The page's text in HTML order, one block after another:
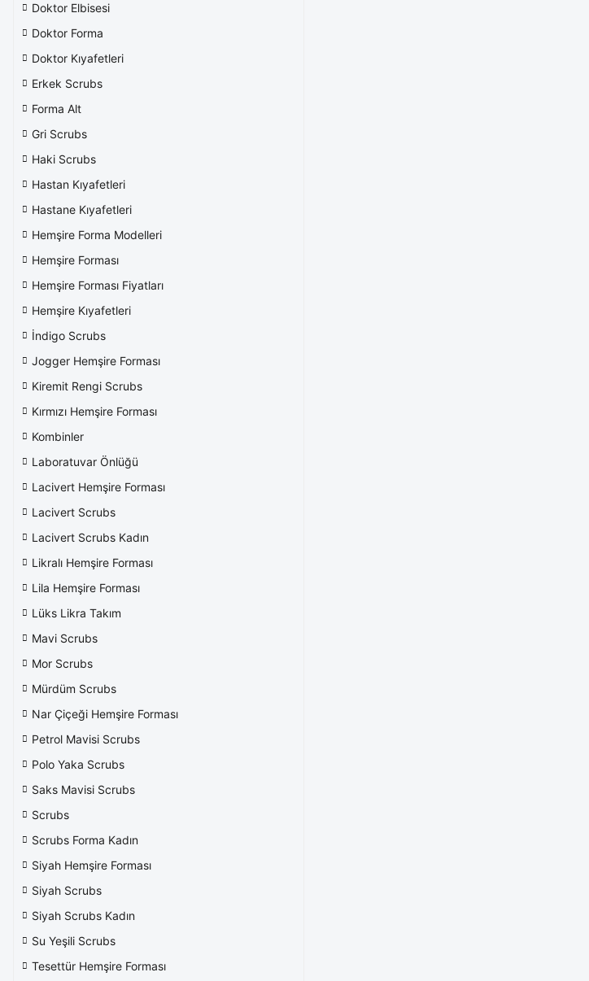
Doktor Elbisesi
Doktor Forma
Doktor Kıyafetleri
Erkek Scrubs
Forma Alt
Gri Scrubs
Haki Scrubs
Hastan Kıyafetleri
Hastane Kıyafetleri
Hemşire Forma Modelleri
Hemşire Forması
Hemşire Forması Fiyatları
Hemşire Kıyafetleri
İndigo Scrubs
Jogger Hemşire Forması
Kiremit Rengi Scrubs
Kırmızı Hemşire Forması
Kombinler
Laboratuvar Önlüğü
Lacivert Hemşire Forması
Lacivert Scrubs
Lacivert Scrubs Kadın
Likralı Hemşire Forması
Lila Hemşire Forması
Lüks Likra Takım
Mavi Scrubs
Mor Scrubs
Mürdüm Scrubs
Nar Çiçeği Hemşire Forması
Petrol Mavisi Scrubs
Polo Yaka Scrubs
Saks Mavisi Scrubs
Scrubs
Scrubs Forma Kadın
Siyah Hemşire Forması
Siyah Scrubs
Siyah Scrubs Kadın
Su Yeşili Scrubs
Tesettür Hemşire Forması